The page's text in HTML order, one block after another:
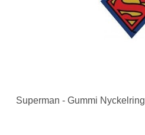
Superman - Gummi Nyckelring